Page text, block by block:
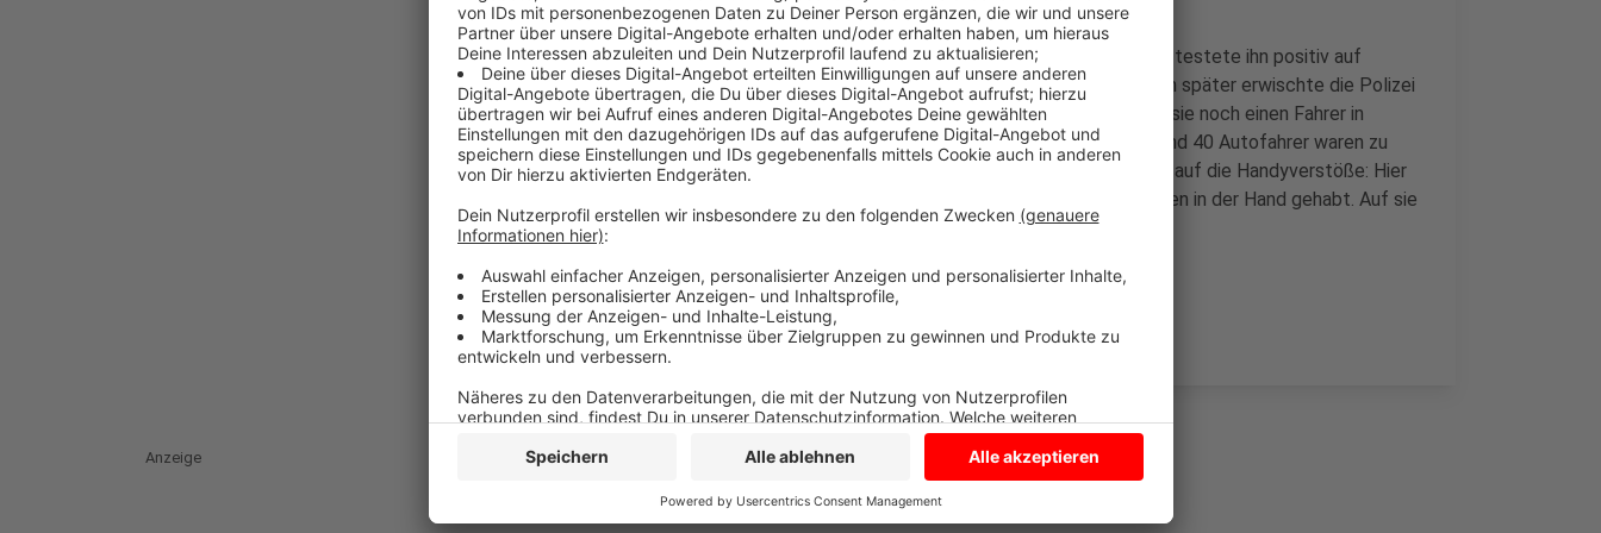
Einen Fahrer aus Holland hat sie in Billerbeck erwischt. Die Polizei testete ihn positiv auf
Cannabis und verboten ihm die Weiterfahrt. Aber nur zwei Stunden später erwischte die Polizei
ihn schon wieder am Steuer. Das wird teuer. Außerdem erwischte sie noch einen Fahrer in
Nottuln, der ohne gültigen Fahrzeugschein unterwegs war. Und rund 40 Autofahrer waren zu
schnell, unter anderem auf der B 525 bei Goxel. Schauen wir noch auf die Handyverstöße: Hier
haben sich rund 20 nicht daran gehalten und das Handy beim Fahren in der Hand gehabt. Auf sie
kommt ein Bußgeld zu.
Anzeige
Anzeige